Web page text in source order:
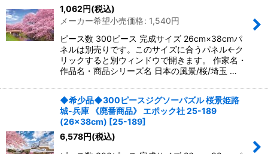
絞り込む
1,062円(税込)
メーカー希望小売価格: 1,540円
ピース数 300ピース 完成サイズ 26cm×38cmパ
ネルは別売りです。このサイズに合うパネル←ク
リックすると別ウィンドウで開きます。 作家名・
作品名・商品シリーズ名 日本の風景/桜/埼玉 …
◆希少品◆300ピースジグソーパズル 桜景姫路
城-兵庫 《廃番商品》 エポック社 25-189
(26×38cm) [25-189]
6,578円(税込)